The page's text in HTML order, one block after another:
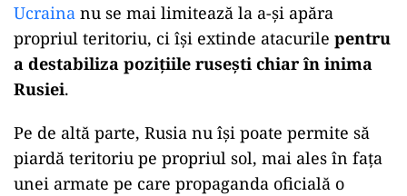
Ucraina nu se mai limitează la a-și apăra
propriul teritoriu, ci își extinde atacurile pentru
a destabiliza pozițiile rusești chiar în inima
Rusiei.
Pe de altă parte, Rusia nu își poate permite să
piardă teritoriu pe propriul sol, mai ales în fața
unei armate pe care propaganda oficială o